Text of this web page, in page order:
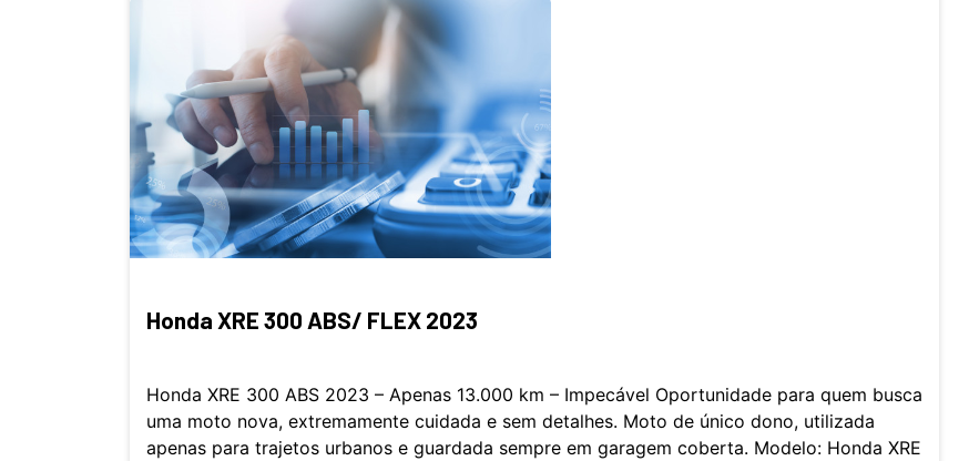
Honda XRE 300 ABS/ FLEX 2023
Honda XRE 300 ABS 2023 – Apenas 13.000 km – Impecável Oportunidade para quem busca
uma moto nova, extremamente cuidada e sem detalhes. Moto de único dono, utilizada
apenas para trajetos urbanos e guardada sempre em garagem coberta. Modelo: Honda XRE